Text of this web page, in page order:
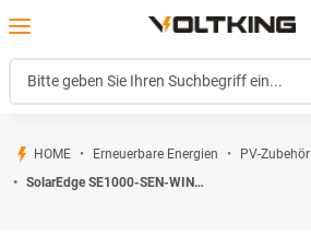
HOME Erneuerbare Energien PV-Zubehör
SolarEdge SE1000-SEN-WIND-S1 Windgeschwindigkeitssensor 4-20mA